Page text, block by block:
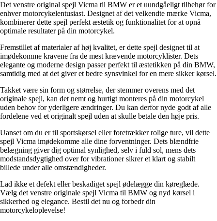
Det venstre original spejl Vicma til BMW er et uundgåeligt tilbehør for
enhver motorcykelentusiast. Designet af det velkendte mærke Vicma,
kombinerer dette spejl perfekt æstetik og funktionalitet for at opnå
optimale resultater på din motorcykel.
Fremstillet af materialer af høj kvalitet, er dette spejl designet til at
imødekomme kravene fra de mest krævende motorcyklister. Dets
elegante og moderne design passer perfekt til æstetikken på din BMW,
samtidig med at det giver et bedre synsvinkel for en mere sikker kørsel.
Takket være sin form og størrelse, der stemmer overens med det
originale spejl, kan det nemt og hurtigt monteres på din motorcykel
uden behov for yderligere ændringer. Du kan derfor nyde godt af alle
fordelene ved et originalt spejl uden at skulle betale den høje pris.
Uanset om du er til sportskørsel eller foretrækker rolige ture, vil dette
spejl Vicma imødekomme alle dine forventninger. Dets blændfrie
belægning giver dig optimal synlighed, selv i fuld sol, mens dets
modstandsdygtighed over for vibrationer sikrer et klart og stabilt
billede under alle omstændigheder.
Lad ikke et defekt eller beskadiget spejl ødelægge din køreglæde.
Vælg det venstre originale spejl Vicma til BMW og nyd kørsel i
sikkerhed og elegance. Bestil det nu og forbedr din
motorcykeloplevelse!